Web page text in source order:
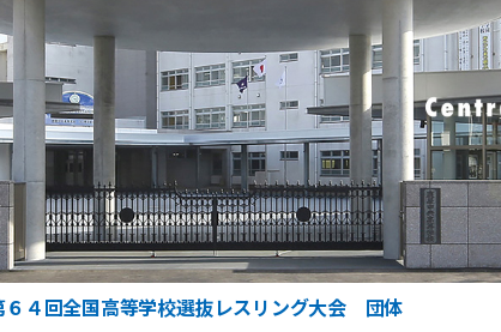
４回全国高等学校選抜レスリング大会 団体